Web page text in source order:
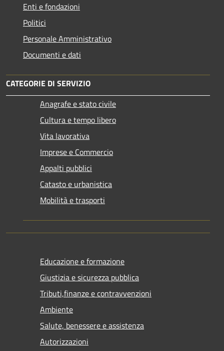
Enti e fondazioni
Politici
Personale Amministrativo
Documenti e dati
CATEGORIE DI SERVIZIO
Anagrafe e stato civile
Cultura e tempo libero
Vita lavorativa
Imprese e Commercio
Appalti pubblici
Catasto e urbanistica
Mobilità e trasporti
Educazione e formazione
Giustizia e sicurezza pubblica
Tributi,finanze e contravvenzioni
Ambiente
Salute, benessere e assistenza
Autorizzazioni